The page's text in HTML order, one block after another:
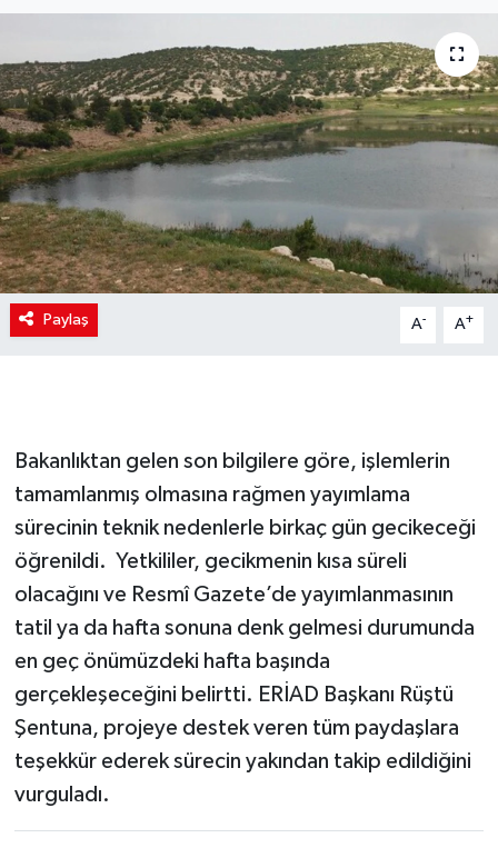
Paylaş A- A+
Bakanlıktan gelen son bilgilere göre, işlemlerin
tamamlanmış olmasına rağmen yayımlama
sürecinin teknik nedenlerle birkaç gün gecikeceği
öğrenildi. Yetkililer, gecikmenin kısa süreli
olacağını ve Resmî Gazete’de yayımlanmasının
tatil ya da hafta sonuna denk gelmesi durumunda
en geç önümüzdeki hafta başında
gerçekleşeceğini belirtti. ERİAD Başkanı Rüştü
Şentuna, projeye destek veren tüm paydaşlara
teşekkür ederek sürecin yakından takip edildiğini
vurguladı.